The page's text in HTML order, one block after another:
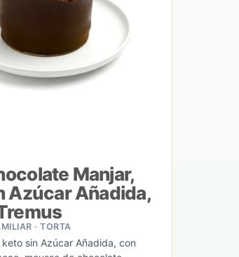
Manjar,
Azúcar Añadida,
· TORTA
sin Azúcar Añadida, con